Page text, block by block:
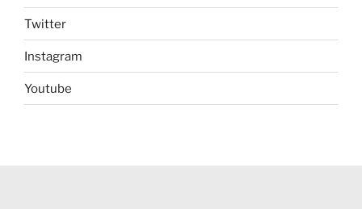
Twitter
Instagram
Youtube